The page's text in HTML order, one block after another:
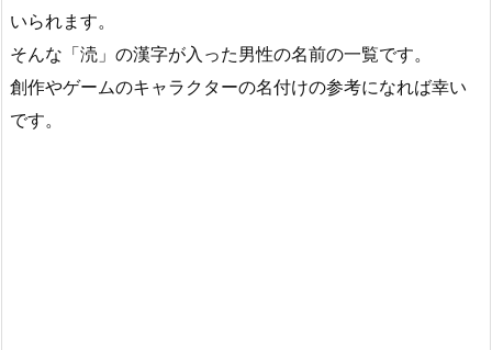
いられます。
そんな「涜」の漢字が入った男性の名前の一覧です。
創作やゲームのキャラクターの名付けの参考になれば幸い
です。